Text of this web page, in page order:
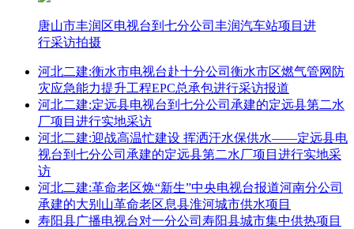
唐山市丰润区电视台到七分公司丰润汽车站项目进
行采访拍摄
河北二建:衡水市电视台赴十分公司衡水市区燃气管网防
灾应急能力提升工程EPC总承包进行采访报道
河北二建:定远县电视台到七分公司承建的定远县第二水
厂项目进行实地采访
河北二建:迎战高温忙建设 挥洒汗水保供水——定远县电
视台到七分公司承建的定远县第二水厂项目进行实地采
访
河北二建:革命老区焕“新生”中央电视台报道河南分公司
承建的大别山革命老区息县淮河城市供水项目
寿阳县广播电视台对一分公司寿阳县城市集中供热项目